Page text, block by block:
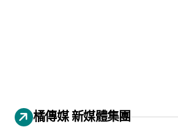
橘傳媒 新媒體集團